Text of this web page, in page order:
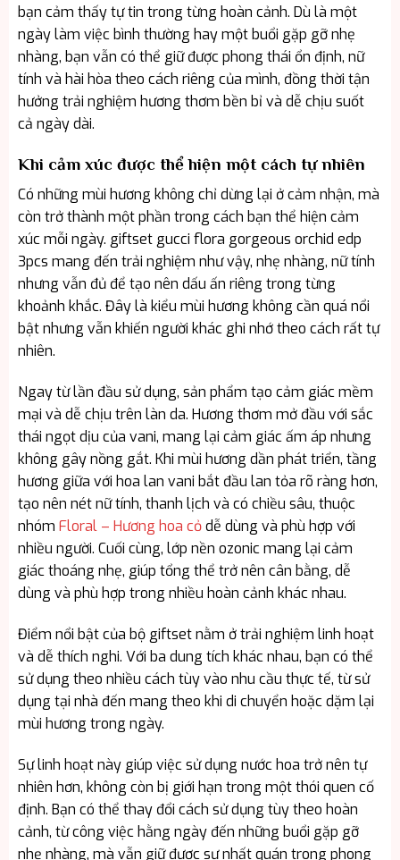
bạn cảm thấy tự tin trong từng hoàn cảnh. Dù là một
ngày làm việc bình thường hay một buổi gặp gỡ nhẹ
nhàng, bạn vẫn có thể giữ được phong thái ổn định, nữ
tính và hài hòa theo cách riêng của mình, đồng thời tận
hưởng trải nghiệm hương thơm bền bỉ và dễ chịu suốt
cả ngày dài.
Khi cảm xúc được thể hiện một cách tự nhiên
Có những mùi hương không chỉ dừng lại ở cảm nhận, mà
còn trở thành một phần trong cách bạn thể hiện cảm
xúc mỗi ngày. giftset gucci flora gorgeous orchid edp
3pcs mang đến trải nghiệm như vậy, nhẹ nhàng, nữ tính
nhưng vẫn đủ để tạo nên dấu ấn riêng trong từng
khoảnh khắc. Đây là kiểu mùi hương không cần quá nổi
bật nhưng vẫn khiến người khác ghi nhớ theo cách rất tự
nhiên.
Ngay từ lần đầu sử dụng, sản phẩm tạo cảm giác mềm
mại và dễ chịu trên làn da. Hương thơm mở đầu với sắc
thái ngọt dịu của vani, mang lại cảm giác ấm áp nhưng
không gây nồng gắt. Khi mùi hương dần phát triển, tầng
hương giữa với hoa lan vani bắt đầu lan tỏa rõ ràng hơn,
tạo nên nét nữ tính, thanh lịch và có chiều sâu, thuộc
nhóm Floral – Hương hoa cỏdễ dùng và phù hợp với
nhiều người. Cuối cùng, lớp nền ozonic mang lại cảm
giác thoáng nhẹ, giúp tổng thể trở nên cân bằng, dễ
dùng và phù hợp trong nhiều hoàn cảnh khác nhau.
Điểm nổi bật của bộ giftset nằm ở trải nghiệm linh hoạt
và dễ thích nghi. Với ba dung tích khác nhau, bạn có thể
sử dụng theo nhiều cách tùy vào nhu cầu thực tế, từ sử
dụng tại nhà đến mang theo khi di chuyển hoặc dặm lại
mùi hương trong ngày.
Sự linh hoạt này giúp việc sử dụng nước hoa trở nên tự
nhiên hơn, không còn bị giới hạn trong một thói quen cố
định. Bạn có thể thay đổi cách sử dụng tùy theo hoàn
cảnh, từ công việc hằng ngày đến những buổi gặp gỡ
nhẹ nhàng, mà vẫn giữ được sự nhất quán trong phong